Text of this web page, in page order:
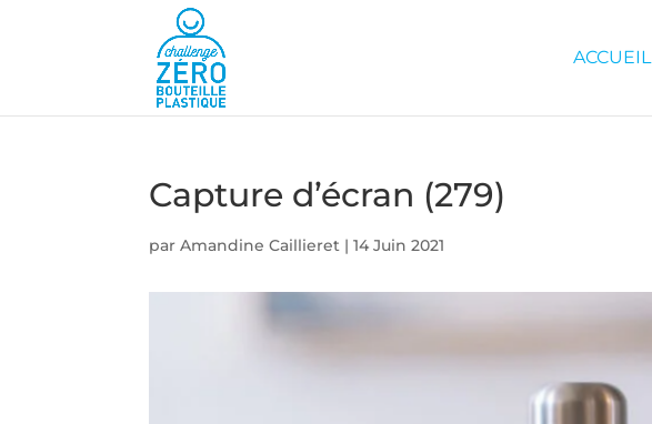
ACCUEIL
Capture d’écran (279)
parAmandine Caillieret |14 Juin 2021